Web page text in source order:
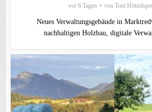
vor 6 Tagen von Toni
Neues Verwaltungsgebäude in
nachhaltigen Holzbau, digitale